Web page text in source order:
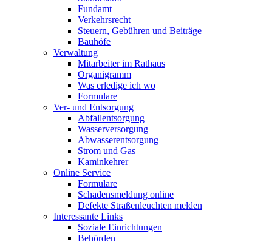
Fundamt
Verkehrsrecht
Steuern, Gebühren und Beiträge
Bauhöfe
Verwaltung
Mitarbeiter im Rathaus
Organigramm
Was erledige ich wo
Formulare
Ver- und Entsorgung
Abfallentsorgung
Wasserversorgung
Abwasserentsorgung
Strom und Gas
Kaminkehrer
Online Service
Formulare
Schadensmeldung online
Defekte Straßenleuchten melden
Interessante Links
Soziale Einrichtungen
Behörden